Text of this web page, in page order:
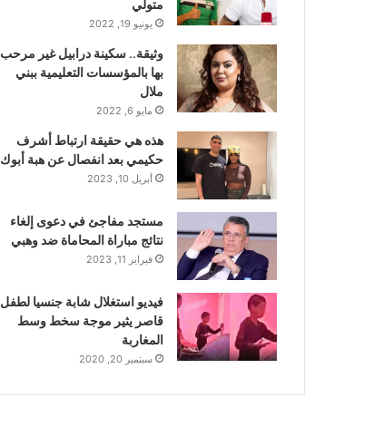
متولي
يونيو 19, 2022
وثيقة.. سكينة درابيل غير مرحب
بها بالمؤسسات التعليمية ببني
ملال
مايو 6, 2022
هذه هي حقيقة ارتباط أشرف
حكيمي بعد انفصال عن هبة أبوك
أبريل 10, 2023
مستجد مفاجئ في دعوى إلغاء
نتائج مباراة المحاماة ضد وهبي
فبراير 11, 2023
فيديو استغلال شابة جنسيا لطفل
قاصر يثير موجة سخط وسط
المغاربة
سبتمبر 20, 2020